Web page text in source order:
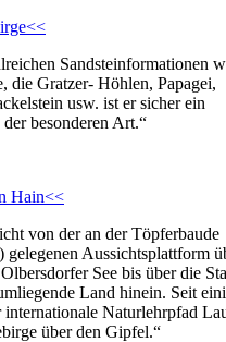
Sandsteinformationen
die Gratzer- Höhlen, Papagei,
usw. ist er sicher ein
besonderen Art.“
Hain<<
von der an der Töpferbaude
gelegenen Aussichtsplattform
See bis über die
Land hinein. Seit
internationale Naturlehrpfad
über den Gipfel.“